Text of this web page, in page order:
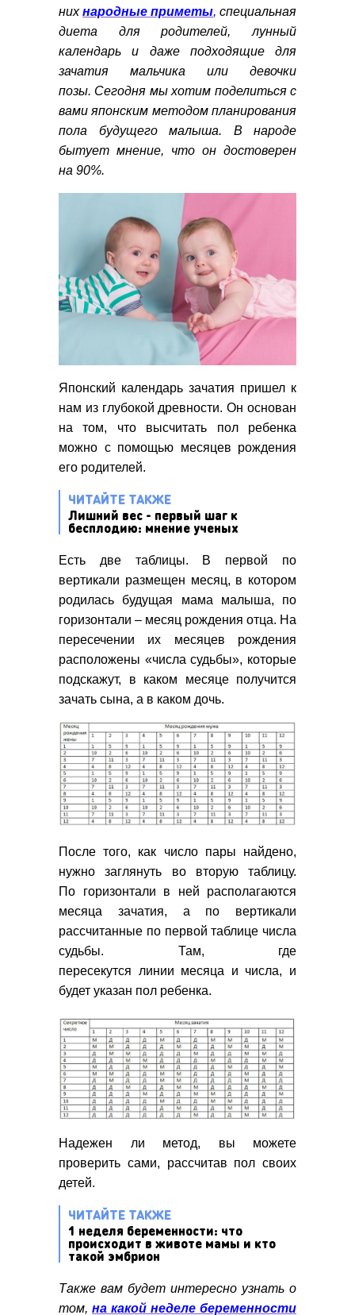
нихнародные приметы, специальная
диета для родителей, лунный
календарь и даже подходящие для
зачатия мальчика или девочки
позы. Сегодня мы хотим поделиться с
вами японским методом планирования
пола будущего малыша. В народе
бытует мнение, что он достоверен
на 90%.
Японский календарь зачатия пришел к
нам из глубокой древности. Он основан
на том, что высчитать пол ребенка
можно с помощью месяцев рождения
его родителей.
ЧИТАЙТЕ ТАКЖЕ
Лишний вес - первый шаг к
бесплодию: мнение ученых
Есть две таблицы. В первой по
вертикали размещен месяц, в котором
родилась будущая мама малыша, по
горизонтали – месяц рождения отца. На
пересечении их месяцев рождения
расположены «числа судьбы», которые
подскажут, в каком месяце получится
зачать сына, а в каком дочь.
После того, как число пары найдено,
нужно заглянуть во вторую таблицу.
По горизонтали в ней располагаются
месяца зачатия, а по вертикали
рассчитанные по первой таблице числа
судьбы. Там, где
пересекутся линии месяца и числа, и
будет указан пол ребенка.
Надежен ли метод, вы можете
проверить сами, рассчитав пол своих
детей.
ЧИТАЙТЕ ТАКЖЕ
1 неделя беременности: что
происходит в животе мамы и кто
такой эмбрион
Также вам будет интересно узнать о
том, на какой неделе беременности